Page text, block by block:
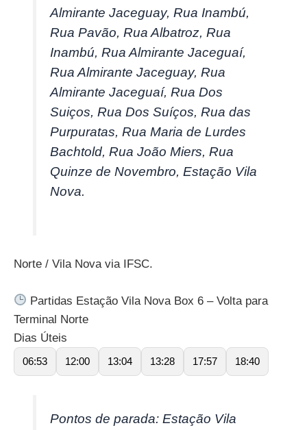
Almirante Jaceguay, Rua Inambú,
Rua Pavão, Rua Albatroz, Rua
Inambú, Rua Almirante Jaceguaí,
Rua Almirante Jaceguay, Rua
Almirante Jaceguaí, Rua Dos
Suiços, Rua Dos Suíços, Rua das
Purpuratas, Rua Maria de Lurdes
Bachtold, Rua João Miers, Rua
Quinze de Novembro, Estação Vila
Nova.
Norte / Vila Nova via IFSC.
Partidas Estação Vila Nova Box 6 – Volta para
Terminal Norte
Dias Úteis
06:53 12:00 13:04 13:28 17:57 18:40
Pontos de parada: Estação Vila